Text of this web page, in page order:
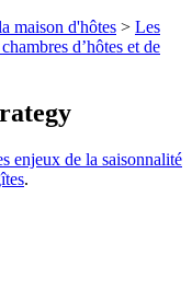
maison d'hôtes > Les
d’hôtes et de
enjeux de la saisonnalité
.